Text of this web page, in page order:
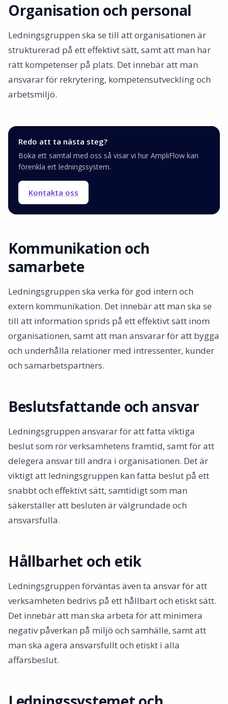
Organisation och personal
Ledningsgruppen ska se till att organisationen är
strukturerad på ett effektivt sätt, samt att man har
rätt kompetenser på plats. Det innebär att man
ansvarar för rekrytering, kompetensutveckling och
arbetsmiljö.
Redo att ta nästa steg?
Boka ett samtal med oss så visar vi hur AmpliFlow kan
förenkla ert ledningssystem.
Kontakta oss
Kommunikation och
samarbete
Ledningsgruppen ska verka för god intern och
extern kommunikation. Det innebär att man ska se
till att information sprids på ett effektivt sätt inom
organisationen, samt att man ansvarar för att bygga
och underhålla relationer med intressenter, kunder
och samarbetspartners.
Beslutsfattande och ansvar
Ledningsgruppen ansvarar för att fatta viktiga
beslut som rör verksamhetens framtid, samt för att
delegera ansvar till andra i organisationen. Det är
viktigt att ledningsgruppen kan fatta beslut på ett
snabbt och effektivt sätt, samtidigt som man
säkerställer att besluten är välgrundade och
ansvarsfulla.
Hållbarhet och etik
Ledningsgruppen förväntas även ta ansvar för att
verksamheten bedrivs på ett hållbart och etiskt sätt.
Det innebär att man ska arbeta för att minimera
negativ påverkan på miljö och samhälle, samt att
man ska agera ansvarsfullt och etiskt i alla
affärsbeslut.